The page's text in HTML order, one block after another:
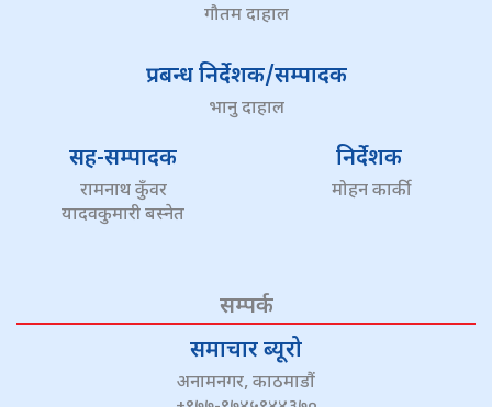
गौतम दाहाल
प्रबन्ध निर्देशक/सम्पादक
भानु दाहाल
सह-सम्पादक
रामनाथ कुँवर
यादवकुमारी बस्नेत
निर्देशक
मोहन कार्की
सम्पर्क
समाचार ब्यूरो
अनामनगर, काठमाडौं